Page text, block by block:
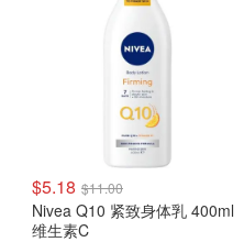
$5.18 $11.00
Nivea Q10 紧致身体乳 400ml
维生素C